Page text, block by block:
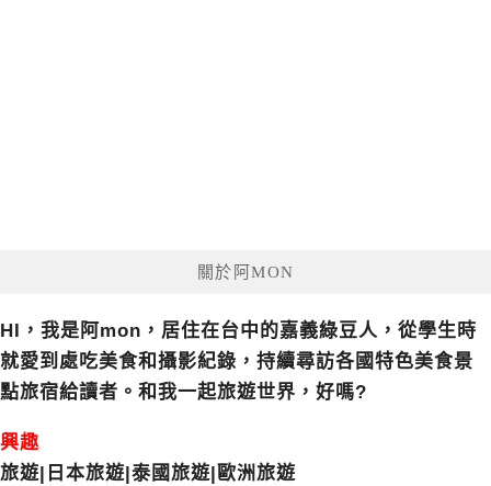
關於阿MON
HI，我是阿mon，居住在台中的嘉義綠豆人，從學生時
就愛到處吃美食和攝影紀錄，持續尋訪各國特色美食景
點旅宿給讀者。和我一起旅遊世界，好嗎?
興趣
旅遊|日本旅遊|泰國旅遊|歐洲旅遊